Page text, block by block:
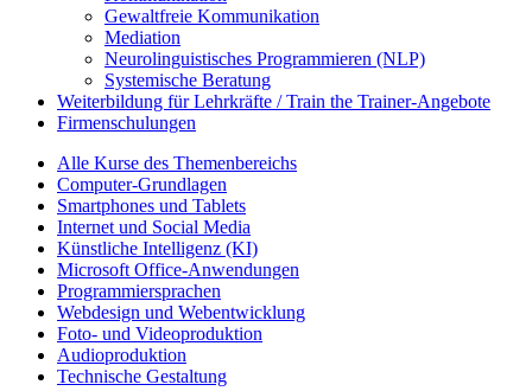
Gewaltfreie Kommunikation
Mediation
Neurolinguistisches Programmieren (NLP)
Systemische Beratung
Weiterbildung für Lehrkräfte / Train the Trainer-Angebote
Firmenschulungen
Alle Kurse des Themenbereichs
Computer-Grundlagen
Smartphones und Tablets
Internet und Social Media
Künstliche Intelligenz (KI)
Microsoft Office-Anwendungen
Programmiersprachen
Webdesign und Webentwicklung
Foto- und Videoproduktion
Audioproduktion
Technische Gestaltung